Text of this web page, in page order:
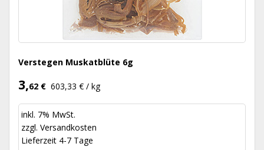
Verstegen Muskatblüte 6g
3,62 € 603,33 € / kg
inkl. 7% MwSt.
zzgl. Versandkosten
Lieferzeit 4-7 Tage